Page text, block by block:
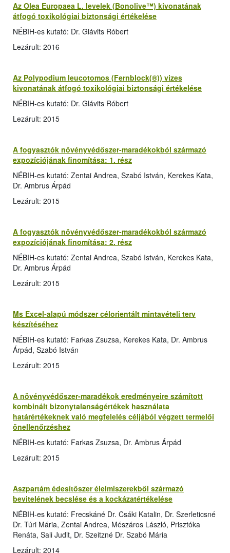
Az Olea Europaea L. levelek (Bonolive™) kivonatának
átfogó toxikológiai biztonsági értékelése
NÉBIH-es kutató: Dr. Glávits Róbert
Lezárult: 2016
Az Polypodium leucotomos (Fernblock(®)) vizes
kivonatának átfogó toxikológiai biztonsági értékelése
NÉBIH-es kutató: Dr. Glávits Róbert
Lezárult: 2015
A fogyasztók növényvédőszer-maradékokból származó
expozíciójának finomítása: 1. rész
NÉBIH-es kutató: Zentai Andrea, Szabó István, Kerekes Kata,
Dr. Ambrus Árpád
Lezárult: 2015
A fogyasztók növényvédőszer-maradékokból származó
expozíciójának finomítása: 2. rész
NÉBIH-es kutató: Zentai Andrea, Szabó István, Kerekes Kata,
Dr. Ambrus Árpád
Lezárult: 2015
Ms Excel-alapú módszer célorientált mintavételi terv
készítéséhez
NÉBIH-es kutató: Farkas Zsuzsa, Kerekes Kata, Dr. Ambrus
Árpád, Szabó István
Lezárult: 2015
A növényvédőszer-maradékok eredményeire számított
kombinált bizonytalanságértékek használata
határértékeknek való megfelelés céljából végzett termelői
önellenőrzéshez
NÉBIH-es kutató: Farkas Zsuzsa, Dr. Ambrus Árpád
Lezárult: 2015
Aszpartám édesítőszer élelmiszerekből származó
bevitelének becslése és a kockázatértékelése
NÉBIH-es kutató: Frecskáné Dr. Csáki Katalin, Dr. Szerleticsné
Dr. Túri Mária, Zentai Andrea, Mészáros László, Prisztóka
Renáta, Sali Judit, Dr. Szeitzné Dr. Szabó Mária
Lezárult: 2014